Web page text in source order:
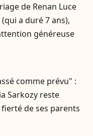
de Renan Luce
a duré 7 ans),
généreuse
comme prévu" :
Sarkozy reste
de ses parents